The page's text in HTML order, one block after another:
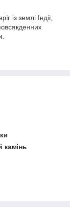
із землі Індії,
камінь